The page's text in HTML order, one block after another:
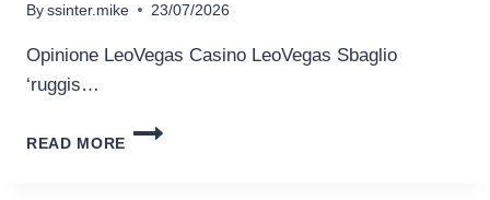
By ssinter.mike 23/07/2026
Opinione LeoVegas Casino LeoVegas Sbaglio
‘ruggis…
READ MORE
HAI